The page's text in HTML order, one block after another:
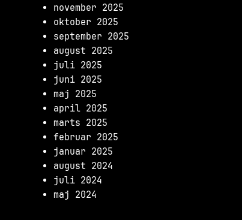
november 2025
oktober 2025
september 2025
august 2025
juli 2025
juni 2025
maj 2025
april 2025
marts 2025
februar 2025
januar 2025
august 2024
juli 2024
maj 2024